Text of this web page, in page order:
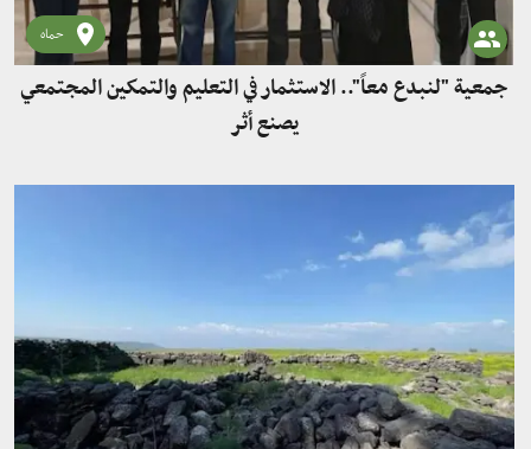
حماه
جمعية "لنبدع معاً".. الاستثمار في التعليم والتمكين المجتمعي
يصنع أثر